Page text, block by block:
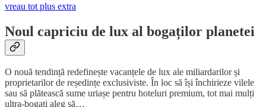
vreau tot plus extra
Noul capriciu de lux al bogaților planetei
O nouă tendință redefinește vacanțele de lux ale miliardarilor și
proprietarilor de reședințe exclusiviste. În loc să își închirieze vilele
sau să plătească sume uriașe pentru hoteluri premium, tot mai mulți
ultra-bogați aleg să…